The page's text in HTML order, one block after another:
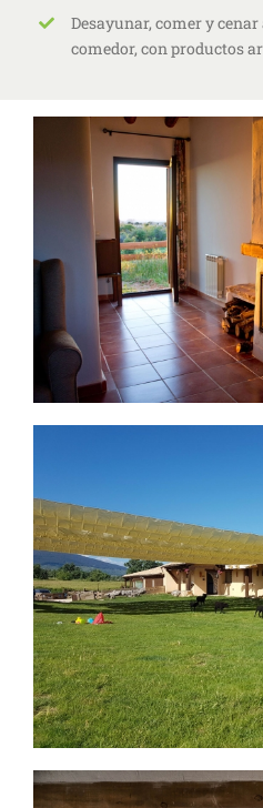
Desayunar, comer y
comedor, con productos